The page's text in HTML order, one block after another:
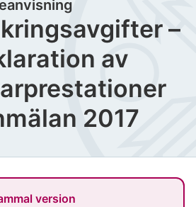
–
av
2017
version